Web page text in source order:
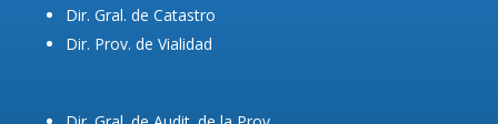
Dir. Gral. de Catastro
Dir. Prov. de Vialidad